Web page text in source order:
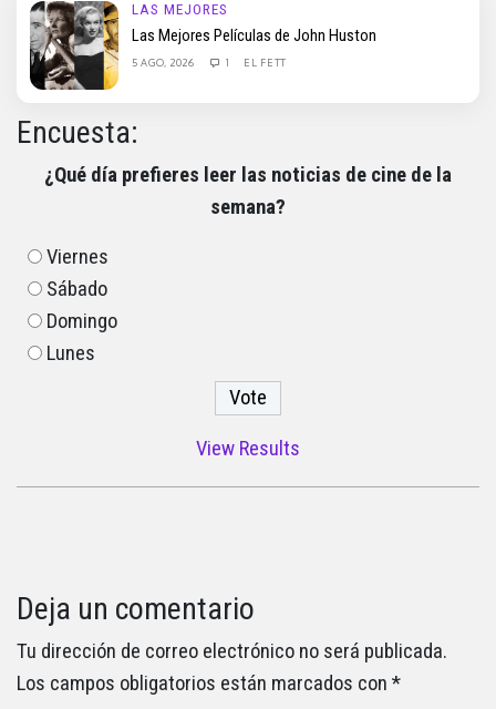
LAS MEJORES
Las Mejores Películas de John Huston
5 AGO, 2026 1 EL FETT
Encuesta:
¿Qué día prefieres leer las noticias de cine de la
semana?
Viernes
Sábado
Domingo
Lunes
View Results
Deja un comentario
Tu dirección de correo electrónico no será publicada.
Los campos obligatorios están marcados con *